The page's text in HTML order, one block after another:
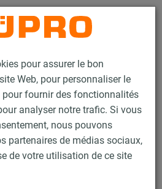
pour assurer le bon
Web, pour personnaliser le
fournir des fonctionnalités
analyser notre trafic. Si vous
nous pouvons
partenaires de médias sociaux,
de votre utilisation de ce site
Contact
Colliers Collier SPIRO Type C
22 / 60